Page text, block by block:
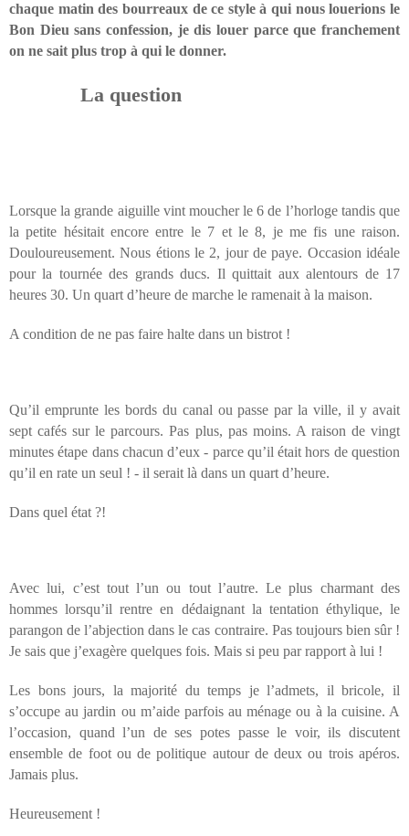
chaque matin des bourreaux de ce style à qui nous louerions le
Bon Dieu sans confession, je dis louer parce que franchement
on ne sait plus trop à qui le donner.
La question
Lorsque la grande aiguille vint moucher le 6 de l’horloge tandis que
la petite hésitait encore entre le 7 et le 8, je me fis une raison.
Douloureusement. Nous étions le 2, jour de paye. Occasion idéale
pour la tournée des grands ducs. Il quittait aux alentours de 17
heures 30. Un quart d’heure de marche le ramenait à la maison.
A condition de ne pas faire halte dans un bistrot !
Qu’il emprunte les bords du canal ou passe par la ville, il y avait
sept cafés sur le parcours. Pas plus, pas moins. A raison de vingt
minutes étape dans chacun d’eux - parce qu’il était hors de question
qu’il en rate un seul ! - il serait là dans un quart d’heure.
Dans quel état ?!
Avec lui, c’est tout l’un ou tout l’autre. Le plus charmant des
hommes lorsqu’il rentre en dédaignant la tentation éthylique, le
parangon de l’abjection dans le cas contraire. Pas toujours bien sûr !
Je sais que j’exagère quelques fois. Mais si peu par rapport à lui !
Les bons jours, la majorité du temps je l’admets, il bricole, il
s’occupe au jardin ou m’aide parfois au ménage ou à la cuisine. A
l’occasion, quand l’un de ses potes passe le voir, ils discutent
ensemble de foot ou de politique autour de deux ou trois apéros.
Jamais plus.
Heureusement !